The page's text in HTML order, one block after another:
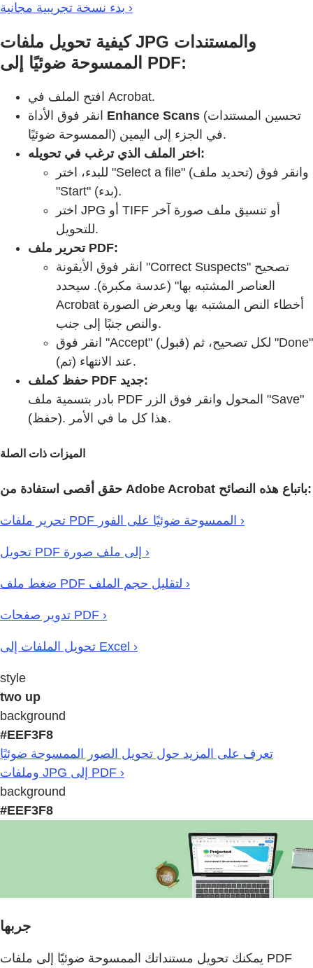
بدء نسخة تجريبية مجانية ›
كيفية تحويل ملفات JPG والمستندات
الممسوحة ضوئيًا إلى PDF:
افتح الملف في Acrobat.
Enhance Scans (تحسين المستندات
الممسوحة ضوئيًا) في الجزء إلى اليمين.
اختر الملف الذي ترغب في تحويله:
للبدء، اختر "Select a file" (تحديد ملف) وانقر فوق
"Start" (بدء).
اختر JPG أو TIFF أو تنسيق ملف صورة آخر
للتحويل.
تحرير ملف PDF:
انقر فوق الأيقونة "Correct Suspects" تصحيح
العناصر المشتبه بها" (عدسة مكبرة). سيحدد
Acrobat أخطاء النص المشتبه بها ويعرض الصورة
والنص جنبًا إلى جنب.
انقر فوق "Accept" (قبول) لكل تصحيح، ثم "Done"
(تم) عند الانتهاء.
حفظ كملف PDF جديد:
بادر بتسمية ملف PDF المحول وانقر فوق الزر "Save"
(حفظ). هذا كل ما في الأمر.
الميزات ذات الصلة
حقق أقصى استفادة من Adobe Acrobat باتباع هذه النصائح:
تحرير ملفات PDF الممسوحة ضوئيًا على الفور ›
تحويل PDF إلى ملف صورة ›
ضغط ملف PDF لتقليل حجم الملف ›
تدوير صفحات PDF ›
تحويل الملفات إلى Excel ›
style
two up
background
#EEF3F8
تعرف على المزيد حول تحويل الصور الممسوحة ضوئيًا
وملفات JPG إلى PDF ›
background
#EEF3F8
جربها
يمكنك تحويل مستنداتك الممسوحة ضوئيًا إلى ملفات PDF